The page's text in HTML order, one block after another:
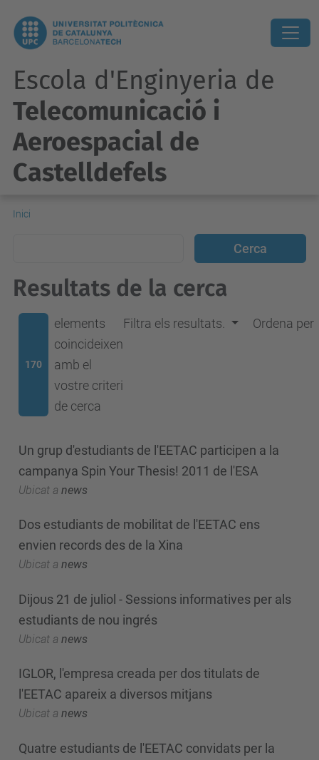
Escola d'Enginyeria de
Telecomunicació i
Aeroespacial de
Castelldefels
Inici
Resultats de la cerca
170
elements
coincideixen
amb el
vostre criteri
de cerca
Filtra els resultats. Ordena per
Un grup d'estudiants de l'EETAC participen a la
campanya Spin Your Thesis! 2011 de l'ESA
Ubicat a news
Dos estudiants de mobilitat de l'EETAC ens
envien records des de la Xina
Ubicat a news
Dijous 21 de juliol - Sessions informatives per als
estudiants de nou ingrés
Ubicat a news
IGLOR, l'empresa creada per dos titulats de
l'EETAC apareix a diversos mitjans
Ubicat a news
Quatre estudiants de l'EETAC convidats per la